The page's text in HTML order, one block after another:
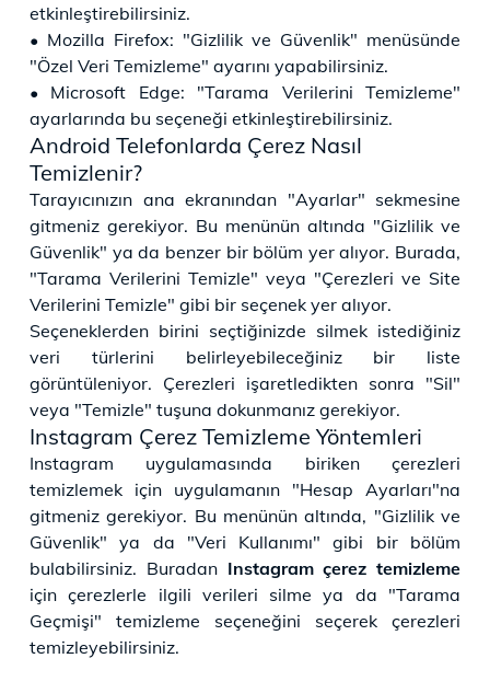
etkinleştirebilirsiniz.
• Mozilla Firefox: "Gizlilik ve Güvenlik" menüsünde
"Özel Veri Temizleme" ayarını yapabilirsiniz.
• Microsoft Edge: "Tarama Verilerini Temizleme"
ayarlarında bu seçeneği etkinleştirebilirsiniz.
Android Telefonlarda Çerez Nasıl
Temizlenir?
Tarayıcınızın ana ekranından "Ayarlar" sekmesine
gitmeniz gerekiyor. Bu menünün altında "Gizlilik ve
Güvenlik" ya da benzer bir bölüm yer alıyor. Burada,
"Tarama Verilerini Temizle" veya "Çerezleri ve Site
Verilerini Temizle" gibi bir seçenek yer alıyor.
Seçeneklerden birini seçtiğinizde silmek istediğiniz
veri türlerini belirleyebileceğiniz bir liste
görüntüleniyor. Çerezleri işaretledikten sonra "Sil"
veya "Temizle" tuşuna dokunmanız gerekiyor.
Instagram​ Çerez Temizleme Yöntemleri
Instagram uygulamasında biriken çerezleri
temizlemek için uygulamanın "Hesap Ayarları"na
gitmeniz gerekiyor. Bu menünün altında, "Gizlilik ve
Güvenlik" ya da "Veri Kullanımı" gibi bir bölüm
bulabilirsiniz. Buradan Instagram çerez temizleme
için çerezlerle ilgili verileri silme ya da "Tarama
Geçmişi" temizleme seçeneğini seçerek çerezleri
temizleyebilirsiniz.